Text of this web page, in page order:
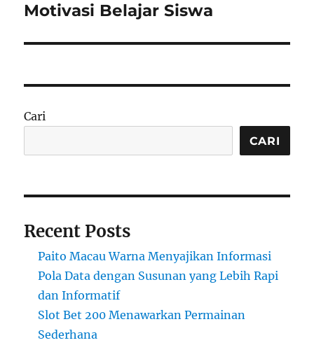
Motivasi Belajar Siswa
Cari
CARI
Recent Posts
Paito Macau Warna Menyajikan Informasi
Pola Data dengan Susunan yang Lebih Rapi
dan Informatif
Slot Bet 200 Menawarkan Permainan
Sederhana